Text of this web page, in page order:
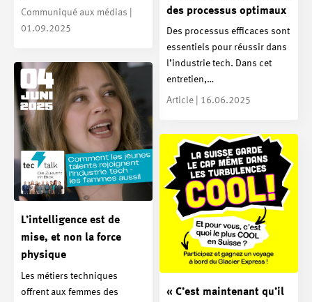
Communiqué aux médias |
01.09.2025
des processus optimaux
Des processus efficaces sont
essentiels pour réussir dans
l’industrie tech. Dans cet
entretien,…
Article | 16.06.2025
L’intelligence est de
mise, et non la force
physique
Les métiers techniques
offrent aux femmes des
« C’est maintenant qu’il